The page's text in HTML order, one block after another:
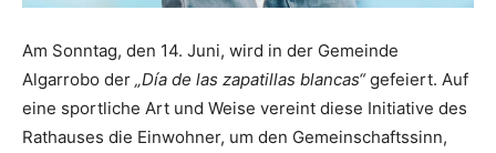
Am Sonntag, den 14. Juni, wird in der Gemeinde
Algarrobo der „Día de las zapatillas blancas“gefeiert. Auf
eine sportliche Art und Weise vereint diese Initiative des
Rathauses die Einwohner, um den Gemeinschaftssinn,